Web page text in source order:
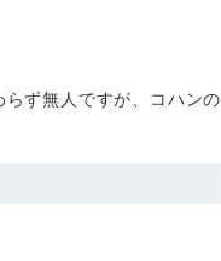
ず無人ですが、コハンの